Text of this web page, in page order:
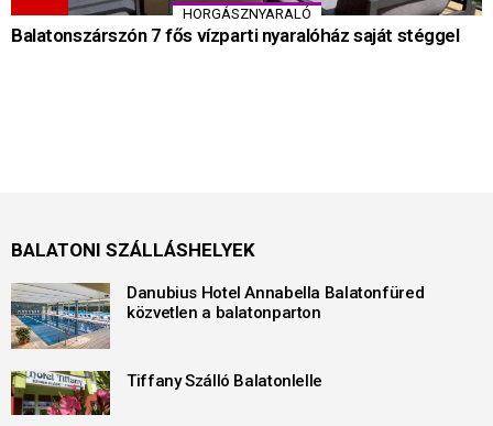
HORGÁSZNYARALÓ
Balatonszárszón 7 fős vízparti nyaralóház saját stéggel
BALATONI SZÁLLÁSHELYEK
Danubius Hotel Annabella Balatonfüred
közvetlen a balatonparton
Tiffany Szálló Balatonlelle